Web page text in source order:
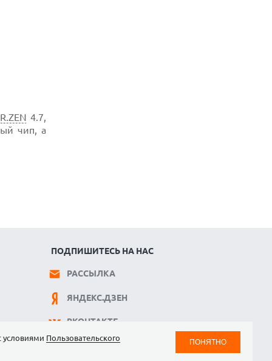
4.7,
чип, а
ПОДПИШИТЕСЬ НА НАС
РАССЫЛКА
ЯНДЕКС.ДЗЕН
ВКОНТАКТЕ
TELEGRAM
условиями Пользовательского
ПОНЯТНО